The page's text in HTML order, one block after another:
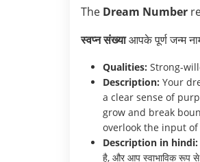
The Dream Number
स्वप्न संख्याआपके पूर्ण जन्म
Qualities: Strong-
Description: Your
a clear sense of
grow and break
overlook the input of
Description in hindi:
है, और आप स्वाभाविक रूप से